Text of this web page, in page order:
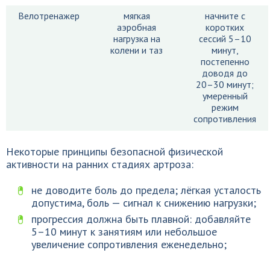
Велотренажер
мягкая
аэробная
нагрузка на
колени и таз
начните с
коротких
сессий 5–10
минут,
постепенно
доводя до
20–30 минут;
умеренный
режим
сопротивления
Некоторые принципы безопасной физической
активности на ранних стадиях артроза:
не доводите боль до предела; лёгкая усталость
допустима, боль — сигнал к снижению нагрузки;
прогрессия должна быть плавной: добавляйте
5–10 минут к занятиям или небольшое
увеличение сопротивления еженедельно;